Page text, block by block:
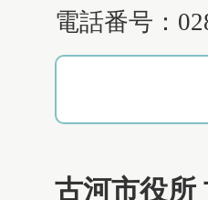
電話番号：
古河市役所